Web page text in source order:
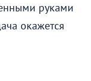
руками
окажется